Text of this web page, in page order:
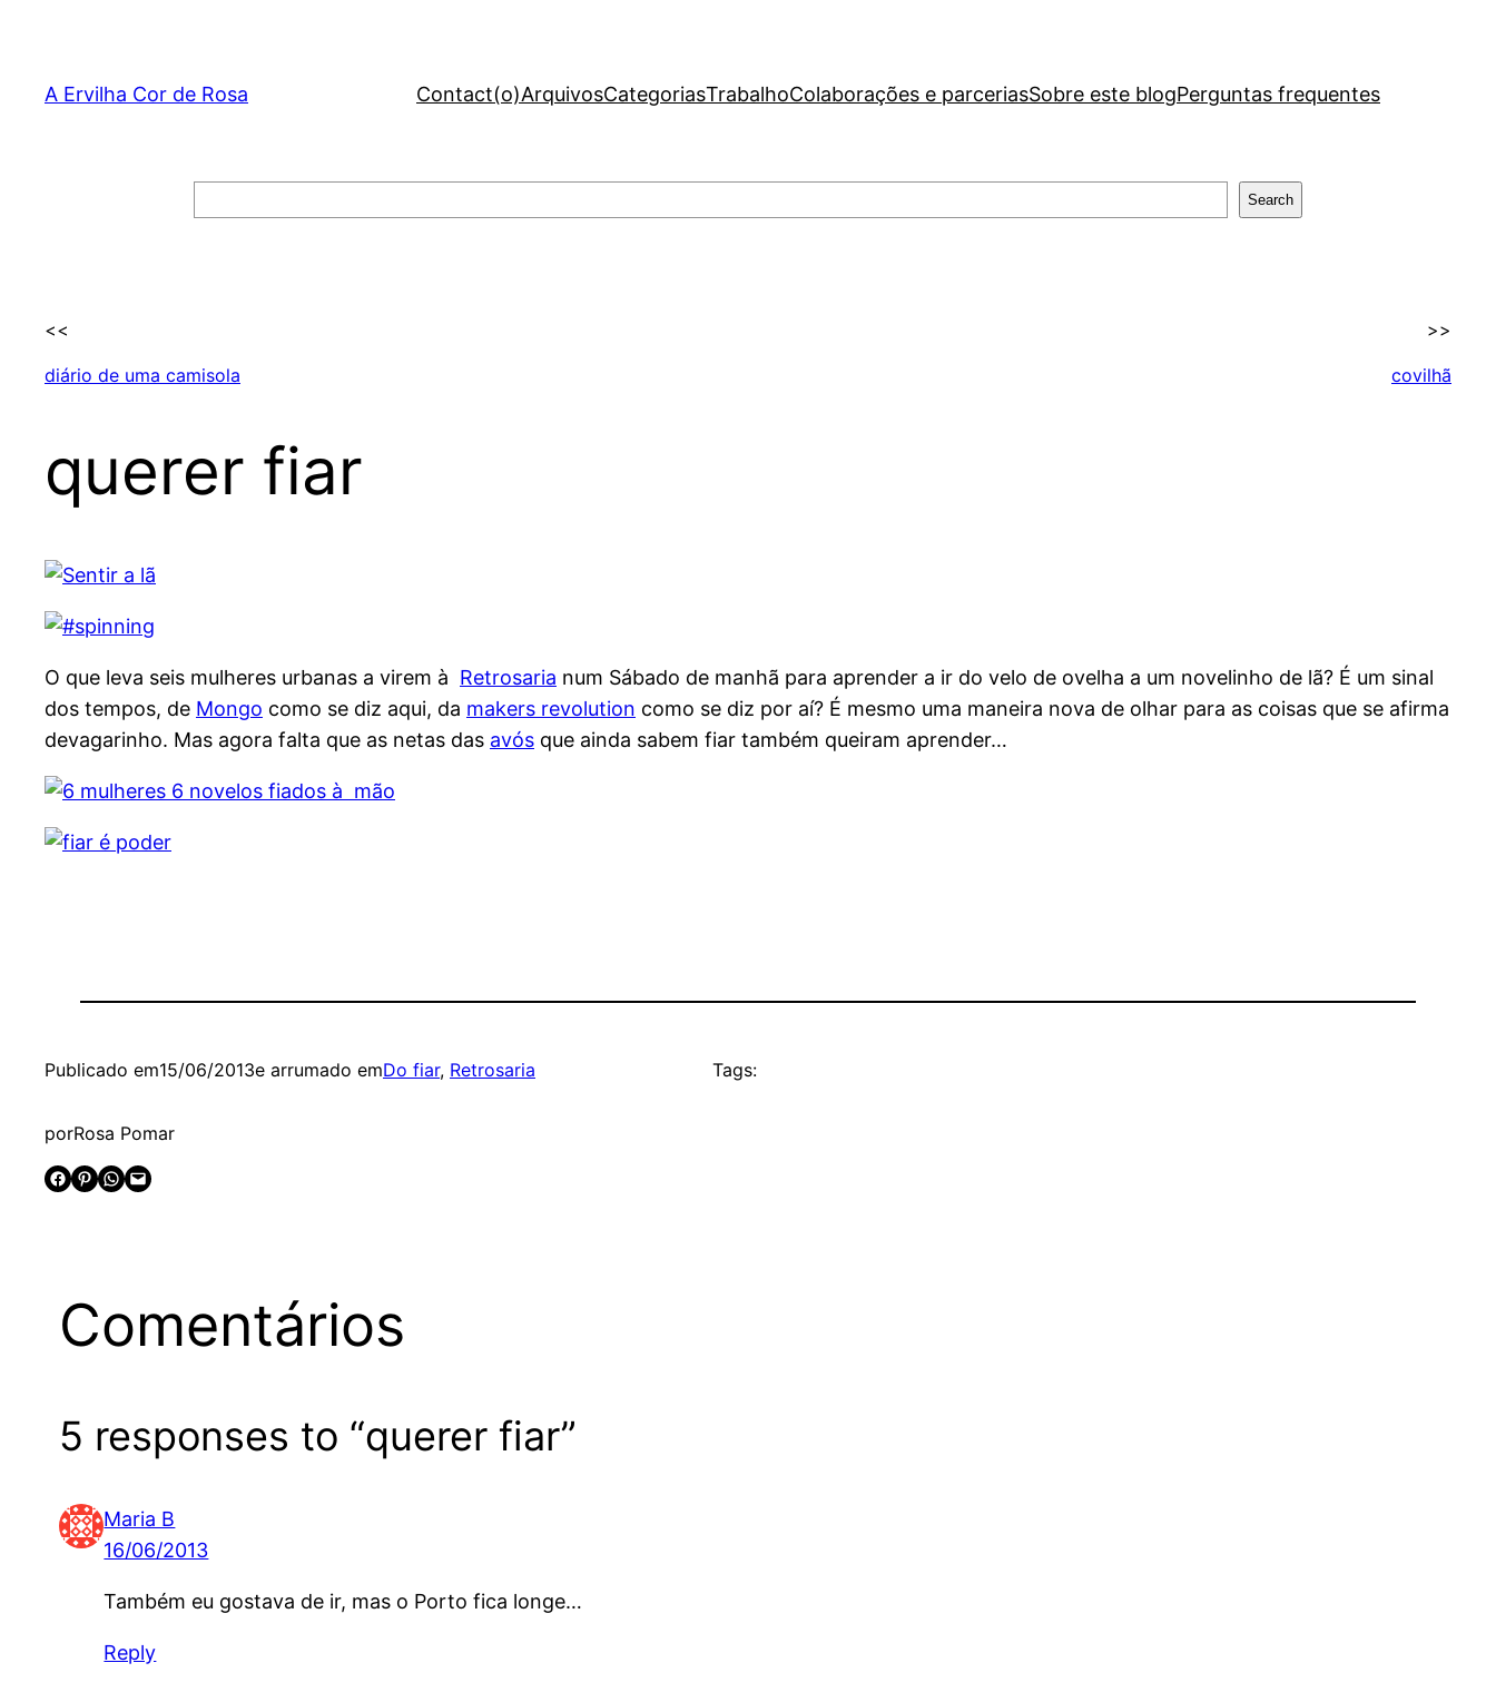
content
A Ervilha Cor de Rosa Contact(o)ArquivosCategoriasTrabalhoColaborações e parceriasSobre este blogPerguntas frequentes
Search
<<
diário de uma camisola
>>
covilhã
querer fiar
O que leva seis mulheres urbanas a virem à Retrosaria num Sábado de manhã para aprender a ir do velo de ovelha a um novelinho de lã? É um sinal
dos tempos, de Mongo como se diz aqui, da makers revolution como se diz por aí? É mesmo uma maneira nova de olhar para as coisas que se afirma
devagarinho. Mas agora falta que as netas das avós que ainda sabem fiar também queiram aprender…
Publicado em15/06/2013e arrumado emDo fiar, Retrosaria
porRosa Pomar
Share on Facebook
Share on Pinterest Share on WhatsApp Email this Page
Tags:
Comentários
5 responses to “querer fiar”
Maria B
16/06/2013
Também eu gostava de ir, mas o Porto fica longe…
Reply